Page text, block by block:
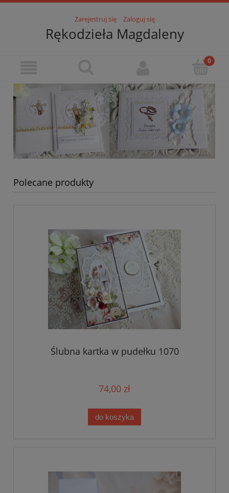
Zarejestruj się Zaloguj się
Rękodzieła Magdaleny
Polecane produkty
Ślubna kartka w pudełku 1070
74,00 zł
do koszyka